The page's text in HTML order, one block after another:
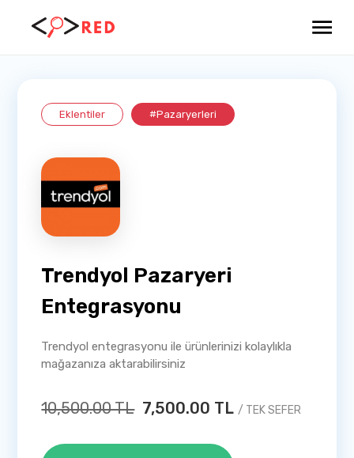
Eklentiler #Pazaryerleri
Trendyol Pazaryeri
Entegrasyonu
Trendyol entegrasyonu ile ürünlerinizi kolaylıkla
mağazanıza aktarabilirsiniz
10,500.00 TL 7,500.00 TL/ TEK SEFER